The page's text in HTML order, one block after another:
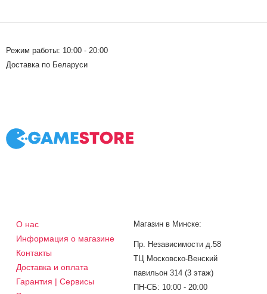
Режим работы: 10:00 - 20:00
Доставка по Беларуси
О нас
Информация о магазине
Контакты
Доставка и оплата
Гарантия | Сервисы
Магазин в Минске:
Пр. Независимости д.58
ТЦ Московско-Венский
павильон 314 (3 этаж)
ПН-СБ: 10:00 - 20:00